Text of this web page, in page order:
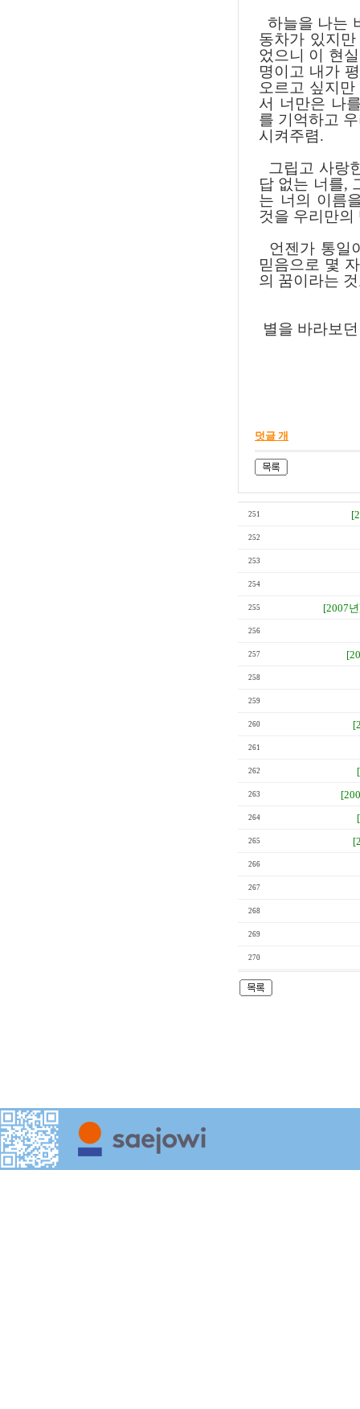
하늘을 나는
동차가 있지
었으니 이 현
명이고 내가
오르고 싶지
서 너만은 나
를 기억하고
시켜주렴.
그립고 사랑
답 없는 너를,
는 너의 이름
것을 우리만의
언젠가 통일
믿음으로 몇
의 꿈이라는
별을 바라보
덧글 개
251
252
253
254
255 [2007
256
257
258
259
260
261
262
263
264
265
266
267
268
269
270